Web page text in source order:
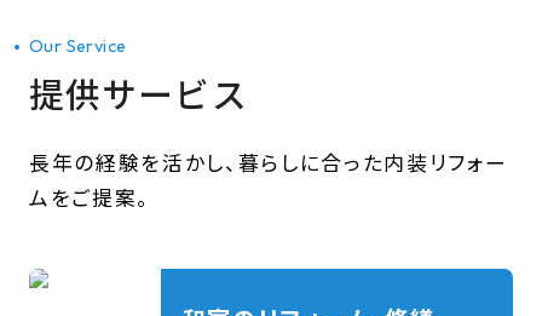
Our Service
提供サービス
長年の経験を活かし、暮らしに合った内装リフォー
ムをご提案。